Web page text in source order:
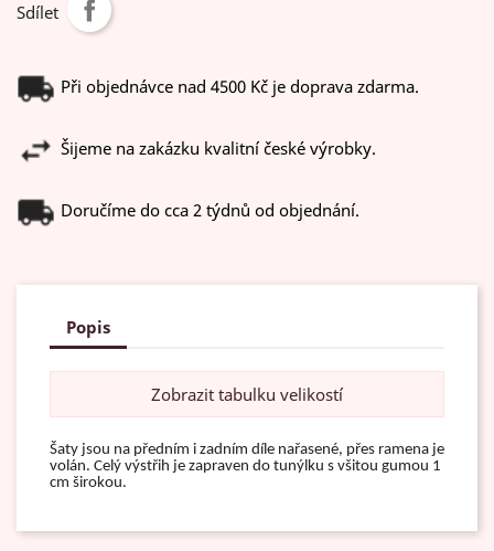
Sdílet
Při objednávce nad 4500 Kč je doprava zdarma.
Šijeme na zakázku kvalitní české výrobky.
Doručíme do cca 2 týdnů od objednání.
Popis
Zobrazit tabulku velikostí
Šaty jsou na předním i zadním díle nařasené, přes ramena je
volán. Celý výstřih je zapraven do tunýlku s všitou gumou 1
cm širokou.